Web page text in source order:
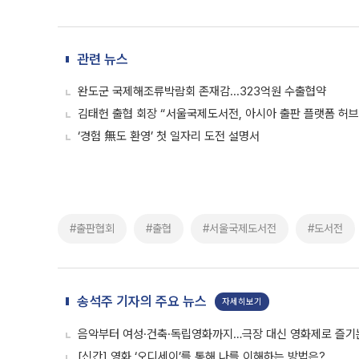
관련 뉴스
완도군 국제해조류박람회 존재감...323억원 수출협약
김태헌 출협 회장 “서울국제도서전, 아시아 출판 플랫폼 허
‘경험 無도 환영’ 첫 일자리 도전 설명서
#출판협회 #출협 #서울국제도서전 #도서전
송석주 기자의 주요 뉴스 자세히보기
음악부터 여성·건축·독립영화까지…극장 대신 영화제로 즐